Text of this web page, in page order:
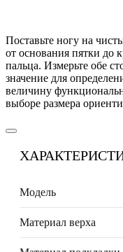
Поставьте ногу на
от основания пятки до
пальца. Измерьте обе
значение для
величину
выборе размера
Модель
Материал верха